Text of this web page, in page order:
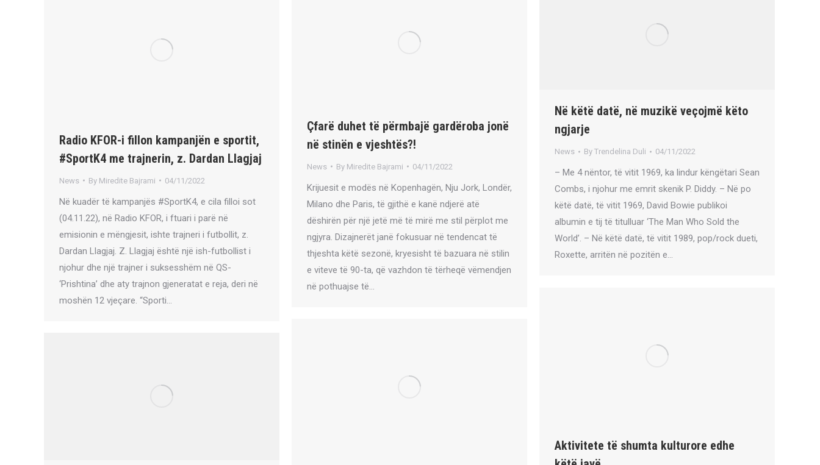
Radio KFOR-i fillon kampanjën e sportit,
#SportK4 me trajnerin, z. Dardan Llagjaj
News By Miredite Bajrami 04/11/2022
Në kuadër të kampanjës #SportK4, e cila filloi sot
(04.11.22), në Radio KFOR, i ftuari i parë në
emisionin e mëngjesit, ishte trajneri i futbollit, z.
Dardan Llagjaj. Z. Llagjaj është një ish-futbollist i
njohur dhe një trajner i suksesshëm në QS-
‘Prishtina’ dhe aty trajnon gjeneratat e reja, deri në
moshën 12 vjeçare. “Sporti…
Çfarë duhet të përmbajë gardëroba jonë
në stinën e vjeshtës?!
News By Miredite Bajrami 04/11/2022
Krijuesit e modës në Kopenhagën, Nju Jork, Londër,
Milano dhe Paris, të gjithë e kanë ndjerë atë
dëshirën për një jetë më të mirë me stil përplot me
ngjyra. Dizajnerët janë fokusuar në tendencat të
thjeshta këtë sezonë, kryesisht të bazuara në stilin
e viteve të 90-ta, që vazhdon të tërheqë vëmendjen
në pothuajse të…
Në këtë datë, në muzikë veçojmë këto
ngjarje
News By Trendelina Duli 04/11/2022
– Me 4 nëntor, të vitit 1969, ka lindur këngëtari Sean
Combs, i njohur me emrit skenik P. Diddy. – Në po
këtë datë, të vitit 1969, David Bowie publikoi
albumin e tij të titulluar ‘The Man Who Sold the
World’. – Në këtë datë, të vitit 1989, pop/rock dueti,
Roxette, arritën në pozitën e…
Aktivitete të shumta kulturore edhe